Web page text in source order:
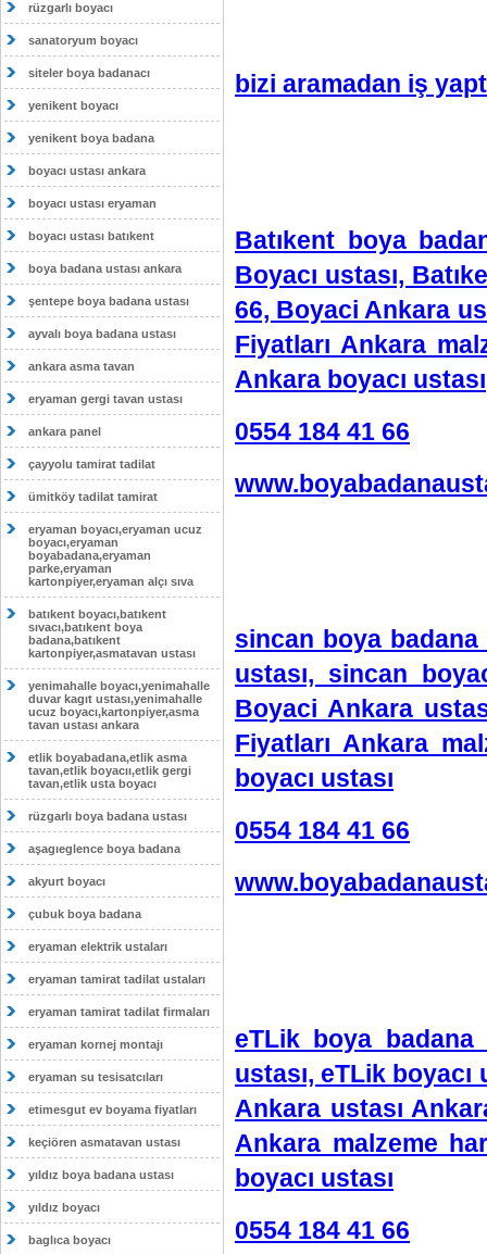
rüzgarlı boyacı
sanatoryum boyacı
siteler boya badanacı
yenikent boyacı
yenikent boya badana
boyacı ustası ankara
boyacı ustası eryaman
boyacı ustası batıkent
boya badana ustası ankara
şentepe boya badana ustası
ayvalı boya badana ustası
ankara asma tavan
eryaman gergi tavan ustası
ankara panel
çayyolu tamirat tadilat
ümitköy tadilat tamirat
eryaman boyacı,eryaman ucuz
boyacı,eryaman
boyabadana,eryaman
parke,eryaman
kartonpiyer,eryaman alçı sıva
batıkent boyacı,batıkent
sıvacı,batıkent boya
badana,batıkent
kartonpiyer,asmatavan ustası
yenimahalle boyacı,yenimahalle
duvar kagıt ustası,yenimahalle
ucuz boyacı,kartonpiyer,asma
tavan ustası ankara
etlik boyabadana,etlik asma
tavan,etlik boyacıı,etlik gergi
tavan,etlik usta boyacı
rüzgarlı boya badana ustası
aşagıeglence boya badana
akyurt boyacı
çubuk boya badana
eryaman elektrik ustaları
eryaman tamirat tadilat ustaları
eryaman tamirat tadilat firmaları
eryaman kornej montajı
eryaman su tesisatcıları
etimesgut ev boyama fiyatları
keçiören asmatavan ustası
yıldız boya badana ustası
yıldız boyacı
baglıca boyacı
bizi aramadan iş
Batıkent boya
Boyacı ustası,
66, Boyaci Ankara
Fiyatları Ankara
Ankara boyacı ustası
0554 184 41 66
sincan boya badana
ustası, sincan
Boyaci Ankara
Fiyatları Ankara
boyacı ustası
0554 184 41 66
eTLik boya badana
ustası, eTLik boyacı
Ankara ustası
Ankara malzeme
boyacı ustası
0554 184 41 66